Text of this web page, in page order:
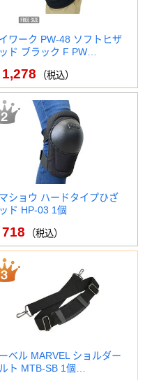
ド 日本シグ
（税込）
ワーク PW-48 ソフトヒザ
ド ブラック F PW…
1,278 （税込）
ショウ ハードタイプひざ
ド HP-03 1個
718 （税込）
ベル MARVEL ショルダー
ト MTB-SB 1個…